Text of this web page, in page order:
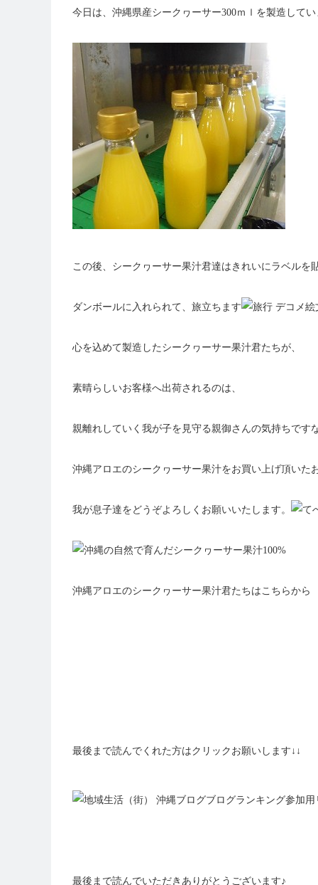
今日は、沖縄県産シークヮーサー300ｍｌを製造して
この後、シークヮーサー果汁君達はきれいにラベルを
ダンボールに入れられて、旅立ちます
心を込めて製造したシークヮーサー果汁君たちが、
素晴らしいお客様へ出荷されるのは、
親離れしていく我が子を見守る親御さんの気持ちです
沖縄アロエのシークヮーサー果汁をお買い上げ頂いた
我が息子達をどうぞよろしくお願いいたします。
沖縄アロエのシークヮーサー果汁君たちはこちらから
最後まで読んでくれた方はクリックお願いします↓↓
最後まで読んでいただきありがとうございます♪